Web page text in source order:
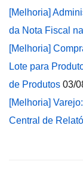
[Melhoria]
da Nota Fiscal
[Melhoria]
Lote para
de Produtos 03/
[Melhoria]
Central de